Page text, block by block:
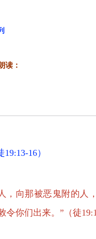
读 ：
19:13-16）
，向那被恶鬼附的人
你们出来。”（徒